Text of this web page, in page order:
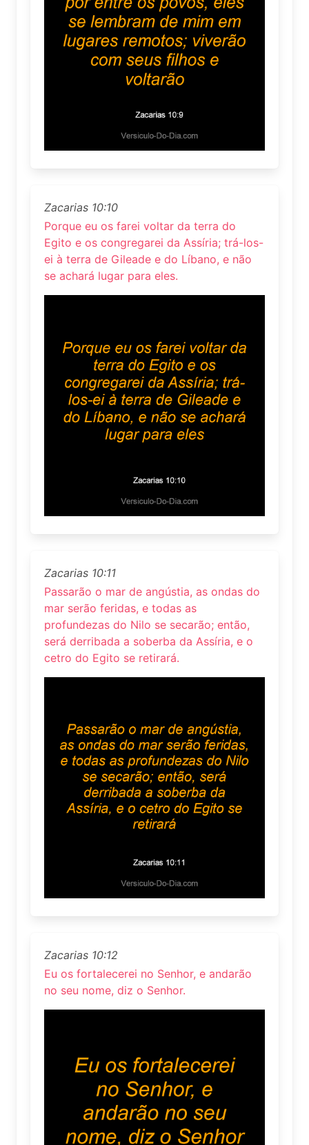
Zacarias 10:10
Porque eu os farei voltar da terra do
Egito e os congregarei da Assíria; trá-los-
ei à terra de Gileade e do Líbano, e não
se achará lugar para eles.
Zacarias 10:11
Passarão o mar de angústia, as ondas do
mar serão feridas, e todas as
profundezas do Nilo se secarão; então,
será derribada a soberba da Assíria, e o
cetro do Egito se retirará.
Zacarias 10:12
Eu os fortalecerei no Senhor, e andarão
no seu nome, diz o Senhor.